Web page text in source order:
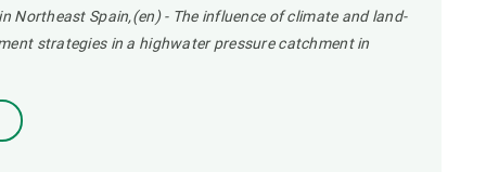
Northeast Spain,(en) - The influence of climate and land-
strategies in a highwater pressure catchment in